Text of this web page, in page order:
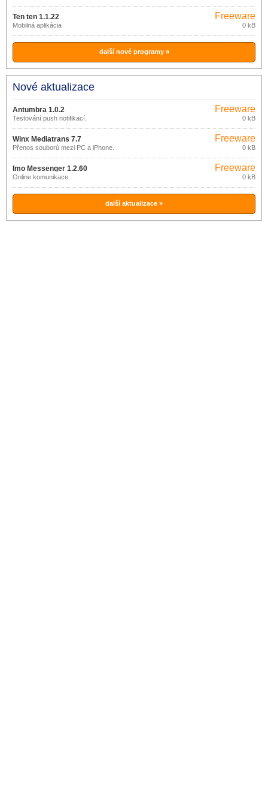
Ten ten 1.1.22
Mobilná aplikácia
Freeware
0 kB
další nové programy »
Nové aktualizace
Antumbra 1.0.2
Testování push notifikací.
Freeware
0 kB
Winx Mediatrans 7.7
Přenos souborů mezi PC a iPhone.
Freeware
0 kB
Imo Messenger 1.2.60
Online komunikace.
Freeware
0 kB
další aktualizace »